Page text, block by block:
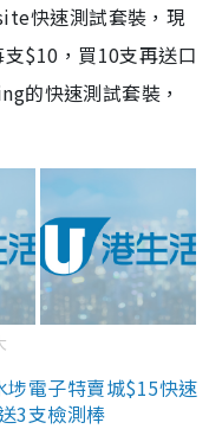
快速測試套裝，現
$10，買10支再送口
的快速測試套裝，
埗電子特賣城$15快速
3支檢測棒